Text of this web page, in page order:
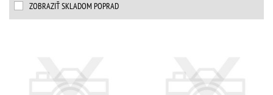
ZOBRAZIŤ SKLADOM POPRAD